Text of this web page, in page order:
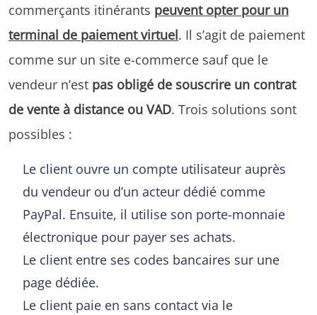
commerçants itinérants peuvent opter pour un
terminal de paiement virtuel. Il s’agit de paiement
comme sur un site e-commerce sauf que le
vendeur n’est pas obligé de souscrire un contrat
de vente à distance ou VAD. Trois solutions sont
possibles :
Le client ouvre un compte utilisateur auprès
du vendeur ou d’un acteur dédié comme
PayPal. Ensuite, il utilise son porte-monnaie
électronique pour payer ses achats.
Le client entre ses codes bancaires sur une
page dédiée.
Le client paie en sans contact via le